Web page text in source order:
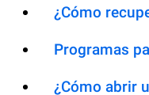
¿Cómo
Programas
¿Cómo abrir